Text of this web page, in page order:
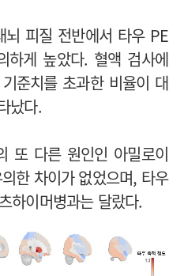
피질 전반에서 타우 PE
하게 높았다. 혈액 검사에
준치를 초과한 비율이 대
났다.
또 다른 원인인 아밀로이
한 차이가 없었으며, 타우
하이머병과는 달랐다.